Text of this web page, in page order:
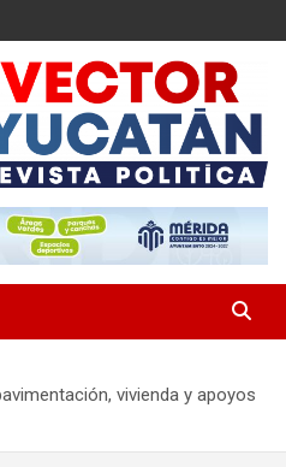
vivienda y apoyos